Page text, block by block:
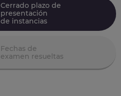
Cerrado plazo de
presentación
de instancias
Fechas de
examen resueltas